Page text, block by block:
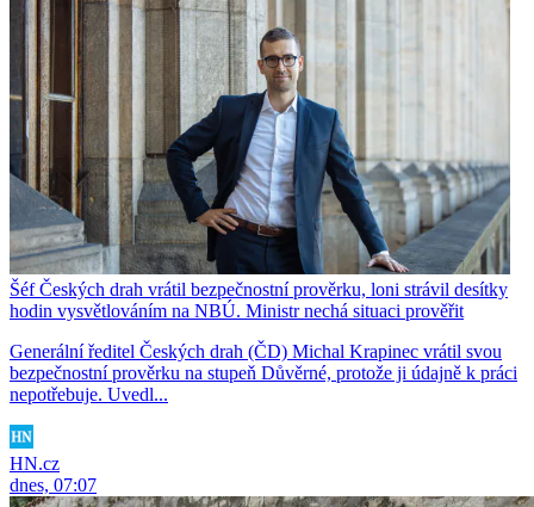
Šéf Českých drah vrátil bezpečnostní prověrku, loni strávil desítky
hodin vysvětlováním na NBÚ. Ministr nechá situaci prověřit
Generální ředitel Českých drah (ČD) Michal Krapinec vrátil svou
bezpečnostní prověrku na stupeň Důvěrné, protože ji údajně k práci
nepotřebuje. Uvedl...
HN.cz
dnes, 07:07